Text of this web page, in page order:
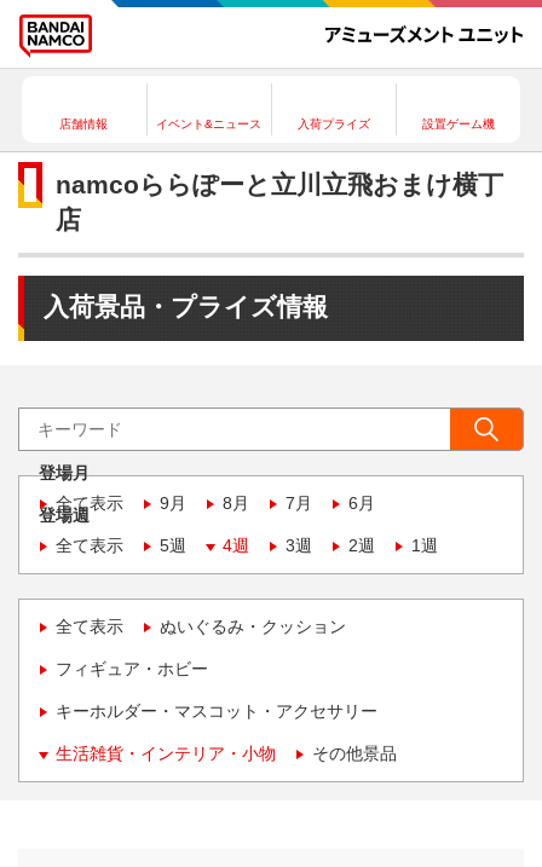
店舗情報 イベント&ニュース 入荷プライズ 設置ゲーム機
namcoららぽーと立川立飛おまけ横丁
店
入荷景品・プライズ情報
登場月
全て表示
9月 8月 7月 6月
登場週
全て表示
5週 4週 3週 2週 1週
全て表示 ぬいぐるみ・クッション
フィギュア・ホビー
キーホルダー・マスコット・アクセサリー
生活雑貨・インテリア・小物 その他景品